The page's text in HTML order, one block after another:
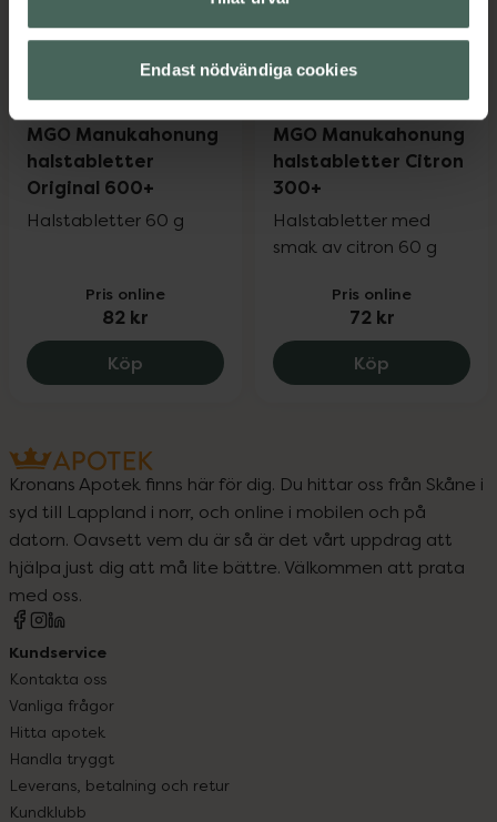
Endast nödvändiga cookies
4.9 av 5 i omdöme
MGO Manukahonung
halstabletter
Original 600+
Halstabletter 60 g
Pris online
82 kr
Köp MGO Manukahonung halstabletter
5 av 5 i omdöme
MGO Manukahonung
halstabletter Citron
300+
Halstabletter med
smak av citron 60 g
Pris online
72 kr
Köp MGO
Kronans Apotek finns här för dig. Du hittar oss från Skåne i
syd till Lappland i norr, och online i mobilen och på
datorn. Oavsett vem du är så är det vårt uppdrag att
hjälpa just dig att må lite bättre. Välkommen att prata
med oss.
Kundservice
Kontakta oss
Vanliga frågor
Hitta apotek
Handla tryggt
Leverans, betalning och retur
Kundklubb